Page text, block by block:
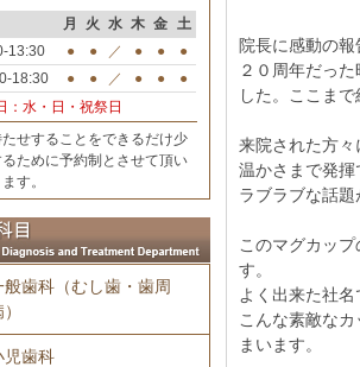
月 火 水 木 金 土
13:30
● ● ／ ● ●
●
18:30
● ● ／ ● ●
●
：水・日・祝祭日
せすることをできるだけ少
るために予約制とさせて頂い
す。
般歯科（むし歯・歯周
児歯科
院長に感動の
２０周年だっ
した。ここま
来院された方
温かさまで発揮
ラブラブな話題
このマグカッ
す。
よく出来た社名
こんな素敵な
まいます。